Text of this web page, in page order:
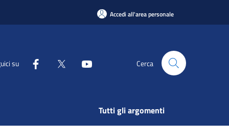
Accedi all'area personale
su Cerca
Tutti gli argomenti